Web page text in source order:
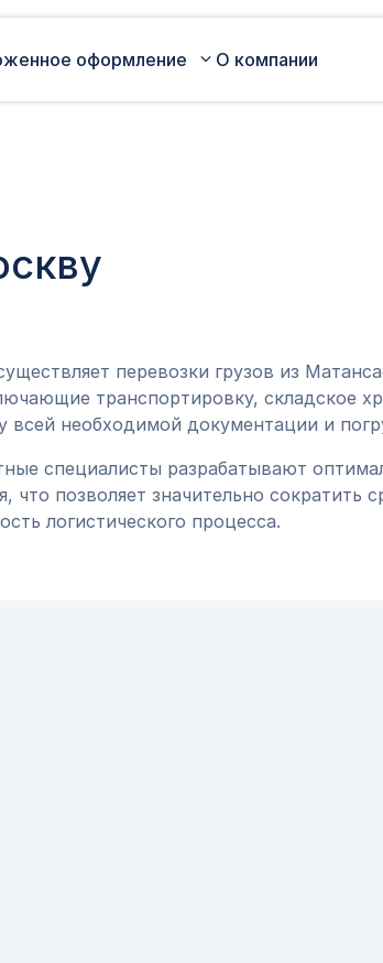
грузов
оформление О компании
перевозки грузов из
транспортировку, складское
всей необходимой документации и
специалисты разрабатывают
что позволяет значительно сократить
логистического процесса.